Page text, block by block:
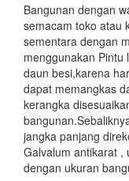
Bangunan dengan
semacam toko atau
sementara dengan
menggunakan Pintu
daun besi,karena
dapat memangkas
kerangka
jangka panjang
Galvalum antikarat ,
dengan ukuran